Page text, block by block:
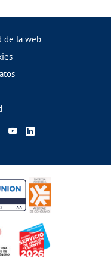
de la web